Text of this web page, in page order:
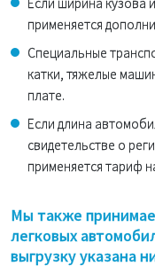
применяется
Специальные
катки, тяжелые
плате.
Если длина
свидетельстве о
применяется тариф
Мы также
легковых
выгрузку указана